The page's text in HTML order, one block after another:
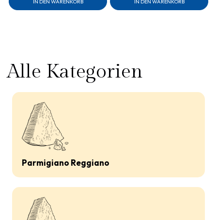
IN DEN WARENKORB IN DEN WARENKORB
Alle Kategorien
Parmigiano Reggiano